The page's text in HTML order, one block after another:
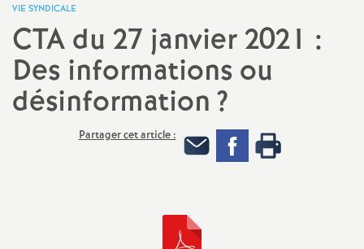
c
a
t
N
VIE SYNDICALE
CTA du 27 janvier 2021 :
Des informations ou
désinformation?
Partager cet article :